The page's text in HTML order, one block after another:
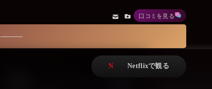
アジア映画
ドキュメンタリー
Netflixオリジナル作品
Watchlistへ
口コミを見る